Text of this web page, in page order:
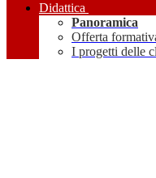
Didattica
Panoramica
Offerta
I progetti delle